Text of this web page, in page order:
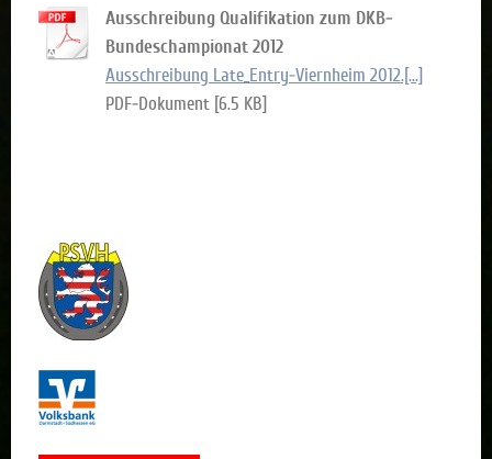
Ausschreibung Qualifikation zum DKB-
Bundeschampionat 2012
Ausschreibung Late_Entry-Viernheim 2012.[...]
PDF-Dokument [6.5 KB]